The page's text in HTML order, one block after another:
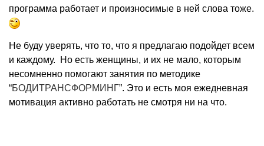
программа работает и произносимые в ней слова тоже.
Не буду уверять, что то, что я предлагаю подойдет всем
и каждому. Но есть женщины, и их не мало, которым
несомненно помогают занятия по методике
“БОДИТРАНСФОРМИНГ”. Это и есть моя ежедневная
мотивация активно работать не смотря ни на что.